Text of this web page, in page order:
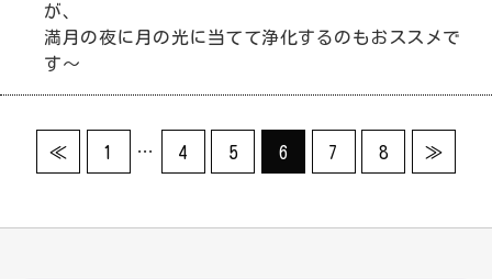
が、
満月の夜に月の光に当てて浄化するのもおススメで
す～
≪ 1 … 4 5 6 7 8 ≫